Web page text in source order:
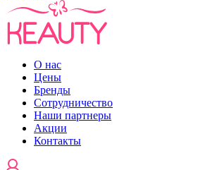
О нас
Цены
Бренды
Сотрудничество
Наши партнеры
Акции
Контакты